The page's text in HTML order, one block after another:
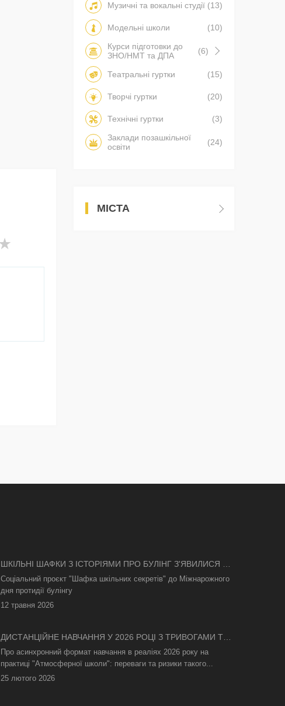
Музичні та вокальні студії (13)
Модельні школи
(10)
Курси підготовки до
ЗНО/НМТ та ДПА
(6)
Театральні гуртки (15)
Творчі гуртки (20)
Технічні гуртки
(3)
Заклади позашкільної
освіти
(24)
МІСТА
ШКІЛЬНІ ШАФКИ З ІСТОРІЯМИ ПРО БУЛІНГ З'ЯВИЛИСЯ В
КИЄВІ
Соціальний проєкт "Шафка шкільних секретів" до Міжнарожного
дня протидії булінгу
12 травня 2026
ДИСТАНЦІЙНЕ НАВЧАННЯ У 2026 РОЦІ З ТРИВОГАМИ ТА
БЕЗ СВІТЛА: ЯК АСИНХРОННИЙ ФОРМАТ РЯТУЄ
ОСВІТНІЙ ПРОЦЕС
Про асинхронний формат навчання в реаліях 2026 року на
практиці "Атмосферної школи": переваги та ризики такого...
25 лютого 2026